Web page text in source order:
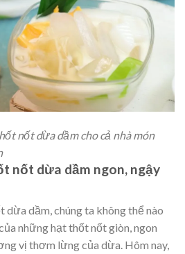
nốt dừa dầm cho cả nhà món
nốt dừa dầm ngon, ngậy
dừa dầm, chúng ta không thể nào
những hạt thốt nốt giòn, ngon
vị thơm lừng của dừa. Hôm nay,